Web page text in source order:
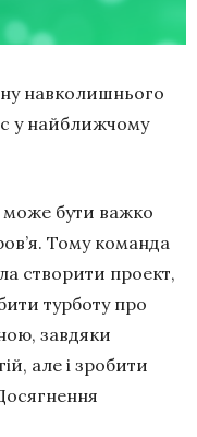
навколишнього
у найближчому
може бути важко
Тому команда
створити проект,
турботу про
завдяки
але і зробити